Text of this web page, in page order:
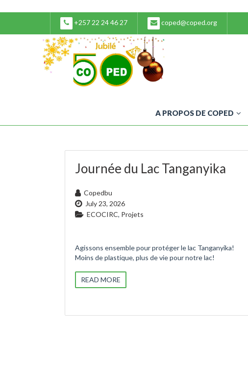
+257 22 24 46 27 coped@coped.org
A PROPOS DE COPED
Journée du Lac Tanganyika
Copedbu
July 23, 2026
ECOCIRC, Projets
Agissons ensemble pour protéger le lac Tanganyika!
Moins de plastique, plus de vie pour notre lac!
READ MORE